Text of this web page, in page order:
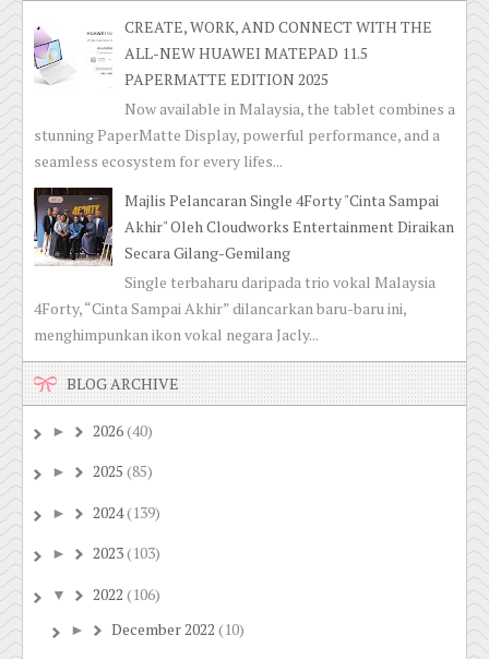
CREATE, WORK, AND CONNECT WITH THE
ALL-NEW HUAWEI MATEPAD 11.5
PAPERMATTE EDITION 2025
Now available in Malaysia, the tablet combines a
stunning PaperMatte Display, powerful performance, and a
seamless ecosystem for every lifes...
Majlis Pelancaran Single 4Forty "Cinta Sampai
Akhir" Oleh Cloudworks Entertainment Diraikan
Secara Gilang-Gemilang
Single terbaharu daripada trio vokal Malaysia
4Forty, “Cinta Sampai Akhir” dilancarkan baru-baru ini,
menghimpunkan ikon vokal negara Jacly...
BLOG ARCHIVE
► 2026(40)
► 2025 (85)
► 2024(139)
► 2023(103)
▼ 2022 (106)
► December 2022 (10)